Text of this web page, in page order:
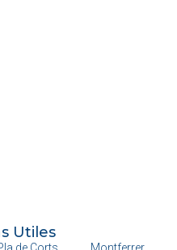
Utiles